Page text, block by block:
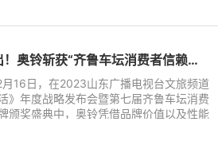
喜报迭出！奥铃斩获“齐鲁车坛消费者信赖品牌”三项大奖
16日，在2023山东广播电视台文旅频道
》年度战略发布会暨第七届齐鲁车坛消费
颁奖盛典中，奥铃凭借品牌价值以及性能
脱颖而出，一举斩获山东省第三届汽车下